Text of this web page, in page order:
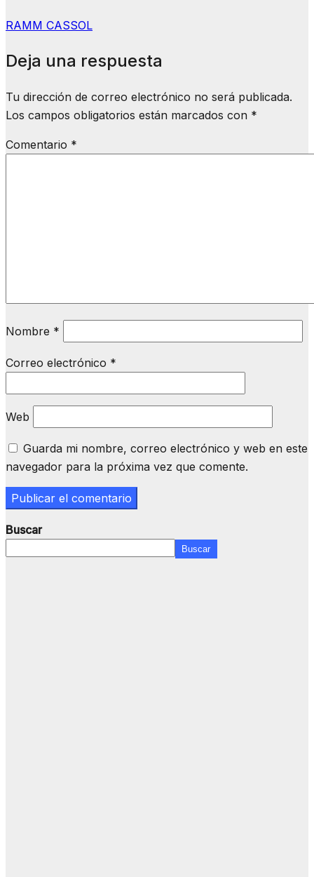
RAMM CASSOL
Deja una respuesta
Tu dirección de correo electrónico no será publicada.
Los campos obligatorios están marcados con *
Comentario *
Nombre *
Correo electrónico *
Web
Guarda mi nombre, correo electrónico y web en este
navegador para la próxima vez que comente.
Buscar
Buscar